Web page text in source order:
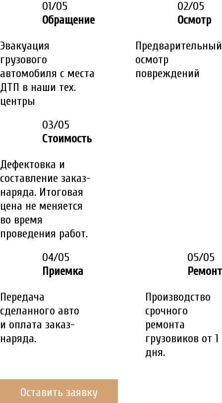
01/05
Обращение
Эвакуация
грузового
автомобиля с места
ДТП в наши тех.
центры
02/05
Осмотр
Предварительный
осмотр
повреждений
03/05
Стоимость
Дефектовка и
составление заказ-
наряда. Итоговая
цена не меняется
во время
проведения работ.
Оставить заявку
04/05
Приемка
Передача
сделанного авто
и оплата заказ-
наряда.
05/05
Ремонт
Производство
срочного
ремонта
грузовиков от 1
дня.
ДО/ПОСЛЕ